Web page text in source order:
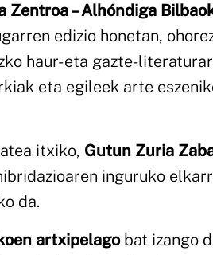
Zentroa – Alhóndiga
edizio honetan,
haur- eta gazte-
eta egileek arte
itxiko, Gutun Zuria
inguruko
da.
artxipelagobat izango